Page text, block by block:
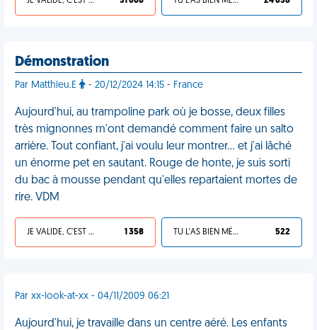
Démonstration
Par Matthieu.E - 20/12/2024 14:15 - France
Aujourd'hui, au trampoline park où je bosse, deux filles
très mignonnes m'ont demandé comment faire un salto
arrière. Tout confiant, j'ai voulu leur montrer... et j'ai lâché
un énorme pet en sautant. Rouge de honte, je suis sorti
du bac à mousse pendant qu'elles repartaient mortes de
rire. VDM
JE VALIDE, C'EST UNE VDM 1 358 TU L'AS BIEN MÉRITÉ 522
Par xx-look-at-xx - 04/11/2009 06:21
Aujourd'hui, je travaille dans un centre aéré. Les enfants